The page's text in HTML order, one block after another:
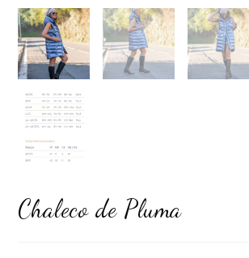
Chaleco de Pluma